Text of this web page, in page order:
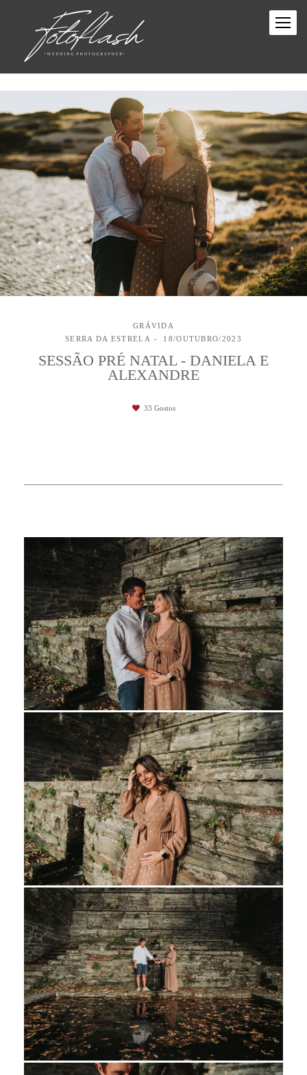
GRÁVIDA
SERRA DA ESTRELA
18/OUTUBRO/2023
SESSÃO PRÉ NATAL - DANIELA E
ALEXANDRE
33 Gostos